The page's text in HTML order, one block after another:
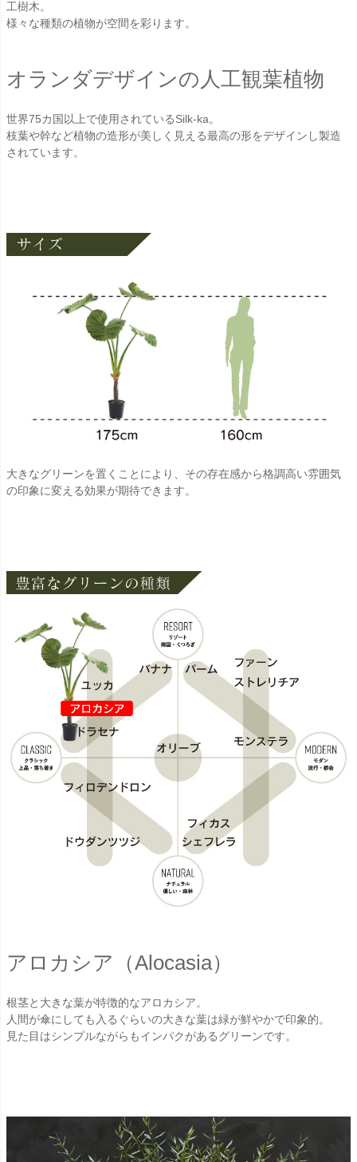
工樹木。
様々な種類の植物が空間を彩ります。
オランダデザインの人工観葉植物
世界75カ国以上で使用されているSilk-ka。
枝葉や幹など植物の造形が美しく見える最高の形をデザインし製造
されています。
大きなグリーンを置くことにより、その存在感から格調高い雰囲気
の印象に変える効果が期待できます。
アロカシア（Alocasia）
根茎と大きな葉が特徴的なアロカシア。
人間が傘にしても入るぐらいの大きな葉は緑が鮮やかで印象的。
見た目はシンプルながらもインパクがあるグリーンです。